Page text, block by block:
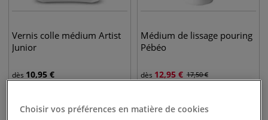
Vernis colle médium Artist
Junior
dès 10,95 €
Médium de lissage pouring
Pébéo
dès 12,95 € 17,50€
Choisir vos préférences en matière de cookies